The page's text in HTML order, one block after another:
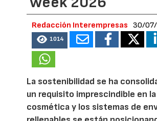
Redacción Interempresas 30/
1014
La sostenibilidad se ha
un requisito imprescindible en
cosmética y los sistemas de